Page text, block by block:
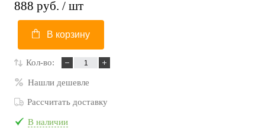
888 руб. / шт
В корзину
Кол-во:
Нашли дешевле
Рассчитать доставку
В наличии